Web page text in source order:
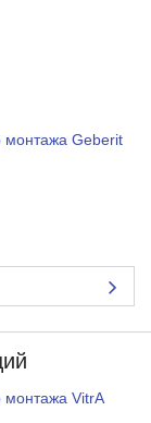
монтажа Geberit
монтажа VitrA